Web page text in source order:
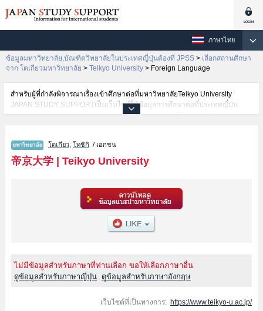
ภาษาไทย
ข้อมูลมหาวิทยาลัย,บัณฑิตวิทยาลัยในประเทศญี่ปุ่นต้องที่ JPSS > เลือกสถานศึกษา
จาก โตเกียวมหาวิทยาลัย > Teikyo University > Foreign Language
สำหรับผู้ที่กำลังพิจารณาเรื่องเข้าศึกษาต่อที่มหาวิทยาลัยTeikyo University
JAPAN STUDY SUPPORTเป็นเว็บไซต์ให้ข้อมูลการศึกษาต่อที่ประเทศญี่ปุ่น
สำหรับนักศึกษาต่างชาติโดยการดำเนินงานร่วมกันของ The Asian Students
คณะLawหรือคณะScience and EngineeringหรือคณะForeign Languageหรือ
คณะEducation ไว้ เป็นต้นไว้สำหรับผู้ที่ต้องการค้นหาข้อมูลการศึกษาต่อเกี่ยว
กับTeikyo University กรุณาใช้เว็บไซต์นี้เพื่อการค้นหาข้อมูลตามอัธยาศัย
วิทยาลัย,วิทยาลัยระดับอนุปริญญา,วิทยาลัยอาชีวศึกษากว่า 1,300 แห่งที่กำลัง
เปิดรับสมัครนักศึกษาต่างชาติด้วย
โตเกียว ,โทชิกิ / เอกชน
帝京大学| Teikyo University
ไม่มีข้อมูลสำหรับภาษาที่ท่านเลือก ขอให้เลือกภาษาอื่น
ดูข้อมูลสำหรับภาษาญี่ปุ่น
ดูข้อมูลสำหรับภาษาอังกฤษ
เว็บไซต์ที่เป็นทางการ: https://www.teikyo-u.ac.jp/